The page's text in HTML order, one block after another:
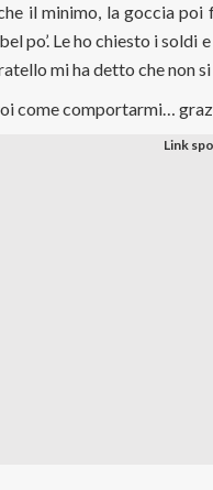
il minimo, la goccia
po’. Le ho chiesto i
mi ha detto che non
come comportarmi…